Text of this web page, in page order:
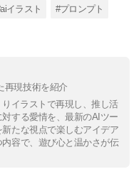
イラスト #プロンプト
再現技術を紹介
イラストで再現し、推し活
する愛情を、最新のAIツー
たな視点で楽しむアイデア
容で、遊び心と温かさが伝